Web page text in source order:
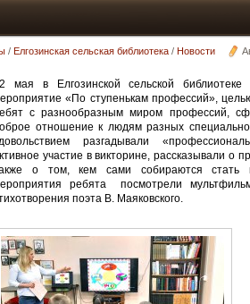
/Елгозинская сельская библиотека /Новости
мая в Елгозинской сельской библиотеке
«По ступенькам профессий»,
с разнообразным миром профессий,
отношение к людям разных
разгадывали
участие в викторине, рассказывали о
о том, кем сами собираются стать
ребята посмотрели
поэта В. Маяковского.